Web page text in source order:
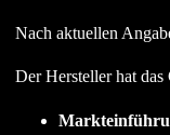
Nach aktuellen
Der Hersteller hat